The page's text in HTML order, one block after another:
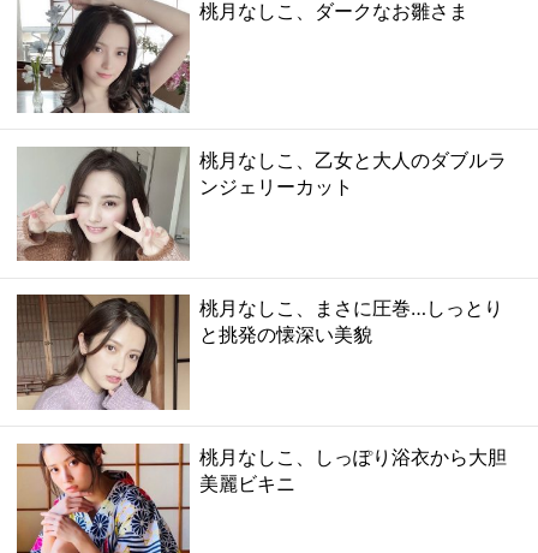
桃月なしこ、ダークなお雛さま
桃月なしこ、乙女と大人のダブルラ
ンジェリーカット
桃月なしこ、まさに圧巻…しっとり
と挑発の懐深い美貌
桃月なしこ、しっぽり浴衣から大胆
美麗ビキニ